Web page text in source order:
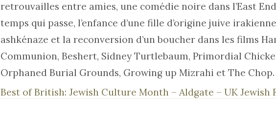
retrouvailles entre amies, une comédie noire dans l’East
temps qui passe, l’enfance d’une fille d’origine juive
ashkénaze et la reconversion d’un boucher dans les films
Communion, Beshert, Sidney Turtlebaum, Primordial
Orphaned Burial Grounds, Growing up Mizrahi et The Chop.
Best of British: Jewish Culture Month – Aldgate – UK Jewish